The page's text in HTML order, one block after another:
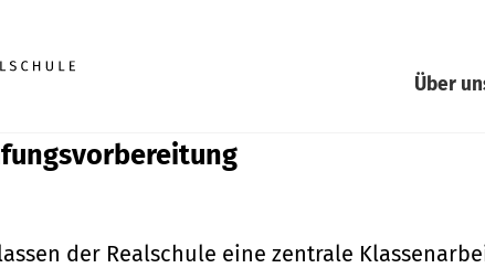
Über
der Realschule eine zentrale